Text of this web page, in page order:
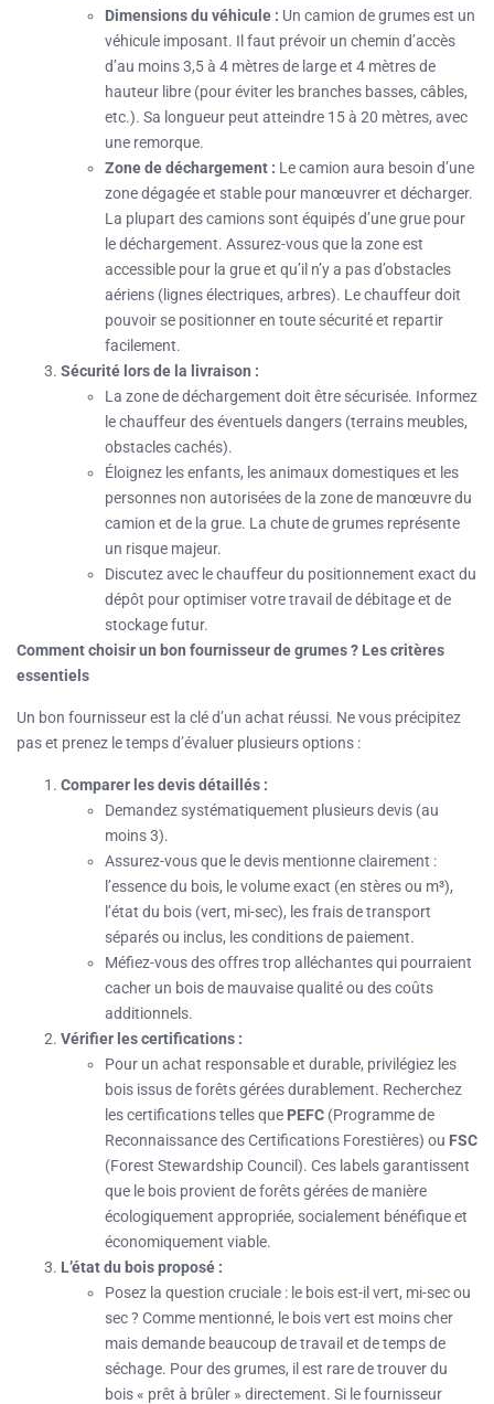
Dimensions du véhicule : Un camion de grumes est un
véhicule imposant. Il faut prévoir un chemin d’accès
d’au moins 3,5 à 4 mètres de large et 4 mètres de
hauteur libre (pour éviter les branches basses, câbles,
etc.). Sa longueur peut atteindre 15 à 20 mètres, avec
une remorque.
Zone de déchargement : Le camion aura besoin d’une
zone dégagée et stable pour manœuvrer et décharger.
La plupart des camions sont équipés d’une grue pour
le déchargement. Assurez-vous que la zone est
accessible pour la grue et qu’il n’y a pas d’obstacles
aériens (lignes électriques, arbres). Le chauffeur doit
pouvoir se positionner en toute sécurité et repartir
facilement.
Sécurité lors de la livraison :
La zone de déchargement doit être sécurisée. Informez
le chauffeur des éventuels dangers (terrains meubles,
obstacles cachés).
Éloignez les enfants, les animaux domestiques et les
personnes non autorisées de la zone de manœuvre du
camion et de la grue. La chute de grumes représente
un risque majeur.
Discutez avec le chauffeur du positionnement exact du
dépôt pour optimiser votre travail de débitage et de
stockage futur.
Comment choisir un bon fournisseur de grumes ? Les critères
essentiels
Un bon fournisseur est la clé d’un achat réussi. Ne vous précipitez
pas et prenez le temps d’évaluer plusieurs options :
Comparer les devis détaillés :
Demandez systématiquement plusieurs devis (au
moins 3).
Assurez-vous que le devis mentionne clairement :
l’essence du bois, le volume exact (en stères ou m³),
l’état du bois (vert, mi-sec), les frais de transport
séparés ou inclus, les conditions de paiement.
Méfiez-vous des offres trop alléchantes qui pourraient
cacher un bois de mauvaise qualité ou des coûts
additionnels.
Vérifier les certifications :
Pour un achat responsable et durable, privilégiez les
bois issus de forêts gérées durablement. Recherchez
les certifications telles que PEFC (Programme de
Reconnaissance des Certifications Forestières) ou FSC
(Forest Stewardship Council). Ces labels garantissent
que le bois provient de forêts gérées de manière
écologiquement appropriée, socialement bénéfique et
économiquement viable.
L’état du bois proposé :
Posez la question cruciale : le bois est-il vert, mi-sec ou
sec ? Comme mentionné, le bois vert est moins cher
mais demande beaucoup de travail et de temps de
séchage. Pour des grumes, il est rare de trouver du
bois « prêt à brûler » directement. Si le fournisseur